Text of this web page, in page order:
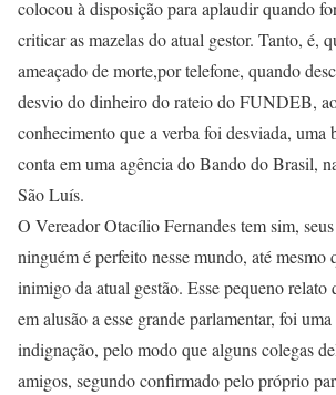
colocou à disposição para aplaudir quando
criticar as mazelas do atual gestor. Tanto, é,
ameaçado de morte,por telefone, quando
desvio do dinheiro do rateio do FUNDEB,
conhecimento que a verba foi desviada, uma
conta em uma agência do Bando do Brasil,
São Luís.
O Vereador Otacílio Fernandes tem sim,
ninguém é perfeito nesse mundo, até mesmo
inimigo da atual gestão. Esse pequeno relato
em alusão a esse grande parlamentar, foi
indignação, pelo modo que alguns colegas
amigos, segundo confirmado pelo próprio